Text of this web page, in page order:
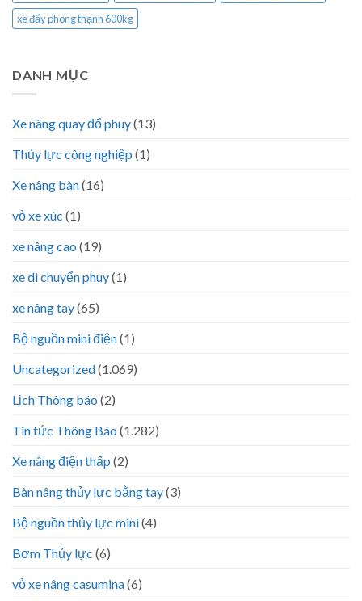
xe đẩy phong thạnh 600kg
DANH MỤC
Xe nâng quay đổ phuy(13)
Thủy lực công nghiệp (1)
Xe nâng bàn(16)
vỏ xe xúc (1)
xe nâng cao (19)
xe di chuyển phuy(1)
xe nâng tay(65)
Bộ nguồn mini điện(1)
Uncategorized(1.069)
Lịch Thông báo (2)
Tin tức Thông Báo (1.282)
Xe nâng điện thấp (2)
Bàn nâng thủy lực bằng tay(3)
Bộ nguồn thủy lực mini(4)
Bơm Thủy lực (6)
vỏ xe nâng casumina(6)